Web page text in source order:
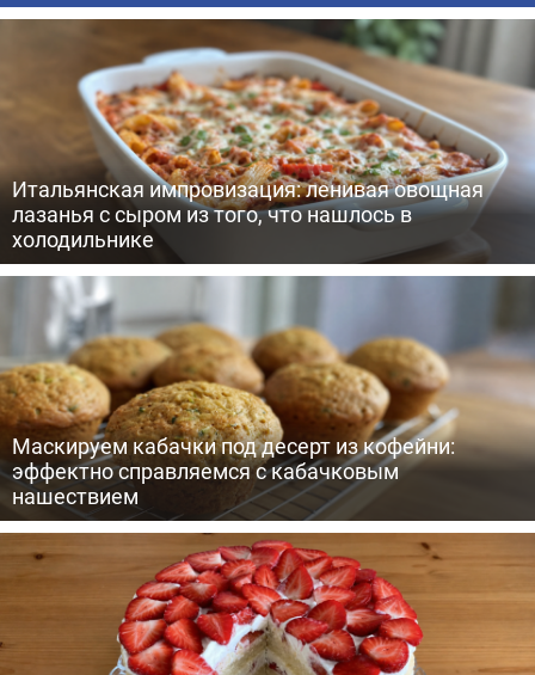
Итальянская импровизация: ленивая овощная
лазанья с сыром из того, что нашлось в
холодильнике
Маскируем кабачки под десерт из кофейни:
эффектно справляемся с кабачковым
нашествием